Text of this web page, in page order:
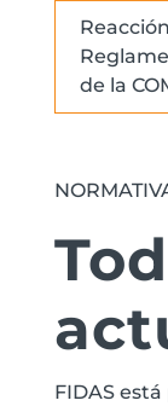
de la
FIDAS